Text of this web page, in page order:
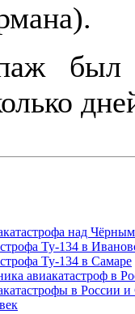
был
над
Ту-134 в
Ту-134 в Самаре
авиакатастроф в
в России